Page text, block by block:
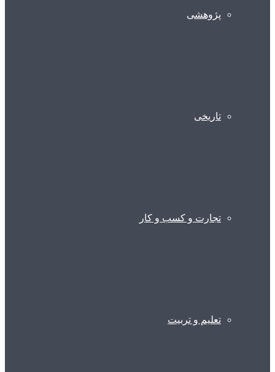
پژوهشی
تاریخی
تجارت و کسب و کار
تعلیم و تربیت